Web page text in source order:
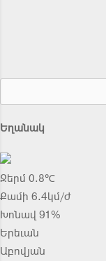
Եղանակ
Ջերմ 0.8℃
Քամի 6.4կմ/ժ
Խոնավ 91%
Երեւան
Աբովյան